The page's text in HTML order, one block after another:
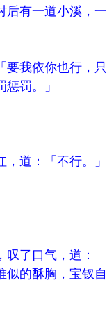
后有一道小溪，一
要我依你也行，只
罚。」
道：「不行。」
了口气，道：
似的酥胸，宝钗自